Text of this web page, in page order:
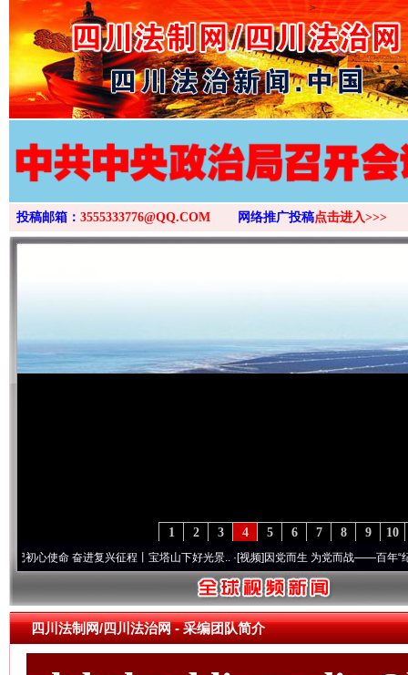
>
投稿邮箱： 3555333776@QQ.COM 网络推广投稿点击进入>>>
10
9
8
7
6
5
4
3
2
1
命 奋进复兴征程丨宝塔山下好光景..·[视频]因党而生 为党而战——百年“纪”事⑧加
四川法制网/四川法治网-采编团队简介